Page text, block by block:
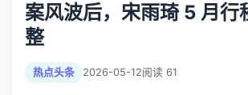
案风波后，宋雨琦 5 月行
整
热点头条 2026-05-12阅读 61